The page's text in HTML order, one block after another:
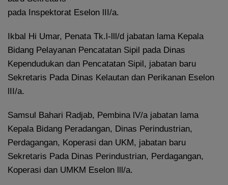
pada Inspektorat Eselon lII/a.
Ikbal Hi Umar, Penata Tk.l-lll/d jabatan lama Kepala
Bidang Pelayanan Pencatatan Sipil pada Dinas
Kependudukan dan Pencatatan Sipil, jabatan baru
Sekretaris Pada Dinas Kelautan dan Perikanan Eselon
lII/a.
Samsul Bahari Radjab, Pembina lV/a jabatan lama
Kepala Bidang Peradangan, Dinas Perindustrian,
Perdagangan, Koperasi dan UKM, jabatan baru
Sekretaris Pada Dinas Perindustrian, Perdagangan,
Koperasi dan UMKM Eselon lll/a.